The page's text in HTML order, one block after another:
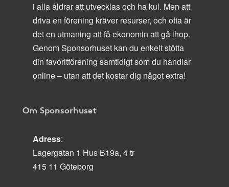
i alla åldrar att utvecklas och ha kul. Men att
driva en förening kräver resurser, och ofta är
det en utmaning att få ekonomin att gå ihop.
Genom Sponsorhuset kan du enkelt stötta
din favoritförening samtidigt som du handlar
online – utan att det kostar dig något extra!
Om Sponsorhuset
Adress:
Lagergatan 1 Hus B19a, 4 tr
415 11 Göteborg